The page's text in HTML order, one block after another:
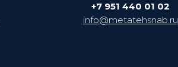
+7 951 440 01 02
info@metatehsnab.ru